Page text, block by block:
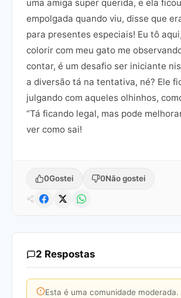
uma amiga super querida, e ela
empolgada quando viu, disse que
para presentes especiais! Eu tô
colorir com meu gato me
contar, é um desafio ser iniciante
a diversão tá na tentativa, né? Ele
julgando com aqueles olhinhos,
“Tá ficando legal, mas pode
ver como sai!
0Gostei 0Não gostei
2 Respostas
Esta é uma comunidade moderada.